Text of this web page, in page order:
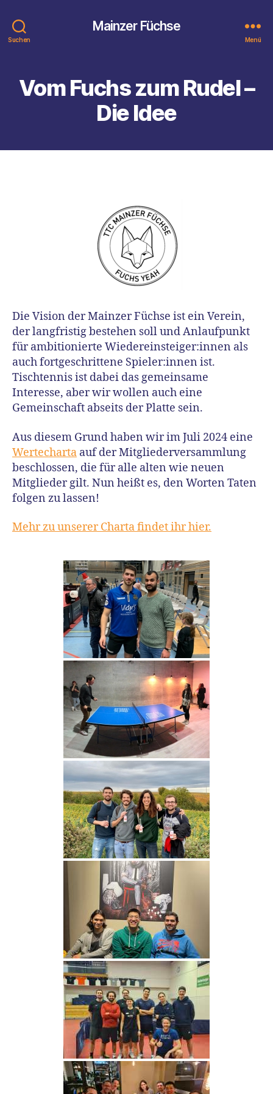
Suchen
Mainzer Füchse
Menü
Vom Fuchs zum Rudel –
Die Idee
Die Vision der Mainzer Füchse ist ein Verein,
der langfristig bestehen soll und Anlaufpunkt
für ambitionierte Wiedereinsteiger:innen als
auch fortgeschrittene Spieler:innen ist.
Tischtennis ist dabei das gemeinsame
Interesse, aber wir wollen auch eine
Gemeinschaft abseits der Platte sein.
Aus diesem Grund haben wir im Juli 2024 eine
Wertecharta auf der Mitgliederversammlung
beschlossen, die für alle alten wie neuen
Mitglieder gilt. Nun heißt es, den Worten Taten
folgen zu lassen!
Mehr zu unserer Charta findet ihr hier.